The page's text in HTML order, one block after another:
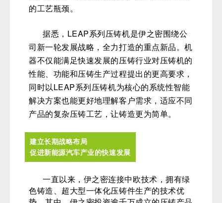
智能压铸机的进驻，将增强、扩大云海金属的
的工艺瓶颈。
据悉，LEAP系列压铸机是伊之密围绕公
司新一轮发展战略，全力打造的重点新品。机
器不仅能满足快速发展的压铸行业对压铸机的
性能、功能和压铸生产过程提出的更高要求，
同时以LEAP系列压铸机为核心的系统性智能
产品的复杂压铸工艺，让铸造更为简单。
促进新能源汽车产业的快速发展